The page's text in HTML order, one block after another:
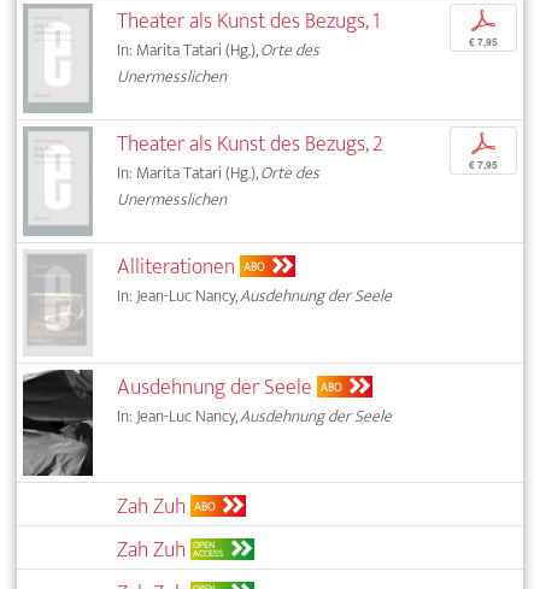
Theater als Kunst des Bezugs, 1
In: Marita Tatari (Hg.),Orte des
Unermesslichen
p
€ 7,95
Theater als Kunst des Bezugs, 2
In: Marita Tatari (Hg.),Orte des
Unermesslichen
p
€ 7,95
Alliterationen ABO
In: Jean-Luc Nancy,Ausdehnung der Seele
Ausdehnung der Seele ABO
In: Jean-Luc Nancy,Ausdehnung der Seele
Zah Zuh ABO
Zah Zuh OPEN
ACCESS